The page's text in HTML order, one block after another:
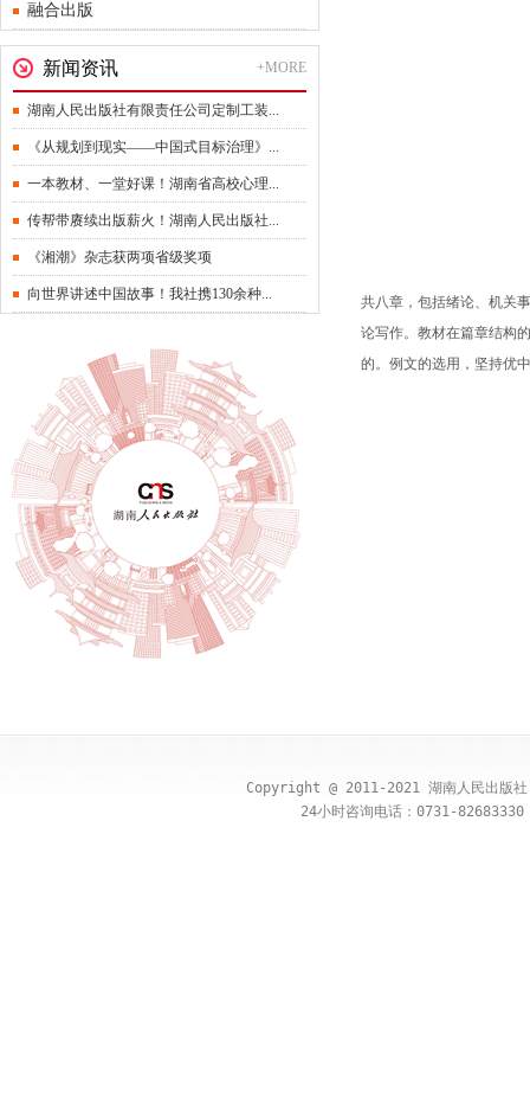
融合出版
新闻资讯 +MORE
湖南人民出版社有限责任公司定制工装...
《从规划到现实——中国式目标治理》...
一本教材、一堂好课！湖南省高校心理...
传帮带赓续出版薪火！湖南人民出版社...
《湘潮》杂志获两项省级奖项
向世界讲述中国故事！我社携130余种...
共八章，包括绪论、机关
论写作。教材在篇章结构
的。例文的选用，坚持优
Copyright @ 2011-2021 湖南人民出版
24小时咨询电话：0731-